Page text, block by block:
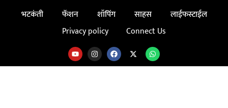
भटकंती फॅशन शॉपिंग साहस
लाईफस्टाईल
Privacy policy
Connect Us